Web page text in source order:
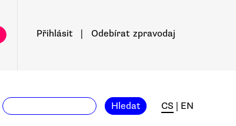
Přihlásit Odebírat zpravodaj
Hledat CS EN